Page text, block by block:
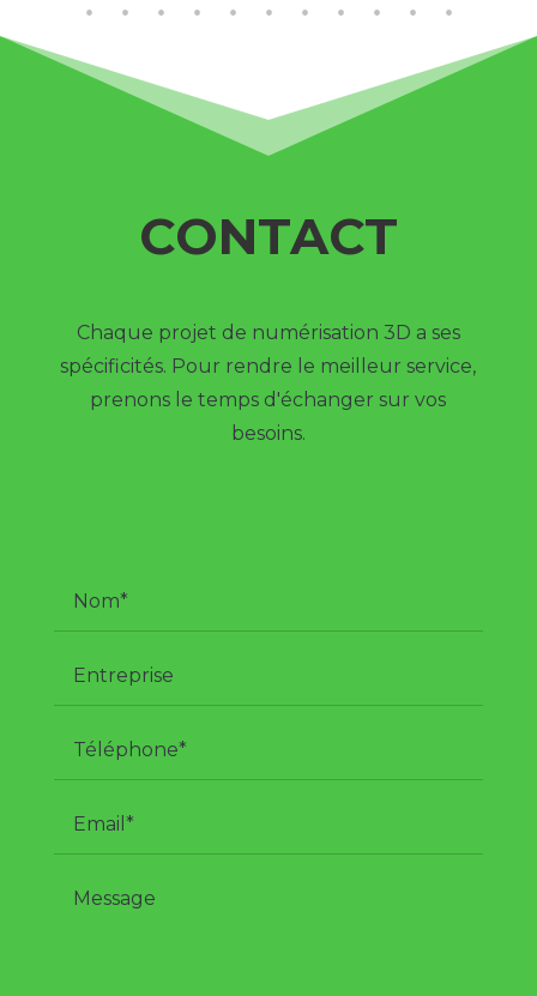
CONTACT
Chaque projet de numérisation 3D a ses
spécificités. Pour rendre le meilleur service,
prenons le temps d'échanger sur vos
besoins.